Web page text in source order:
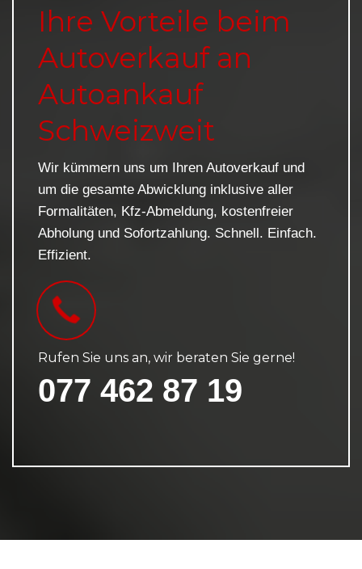
Ihre Vorteile beim
Autoverkauf an
Autoankauf
Schweizweit
Wir kümmern uns um Ihren Autoverkauf und
um die gesamte Abwicklung inklusive aller
Formalitäten, Kfz-Abmeldung, kostenfreier
Abholung und Sofortzahlung. Schnell. Einfach.
Effizient.
Rufen Sie uns an, wir beraten Sie gerne!
077 462 87 19